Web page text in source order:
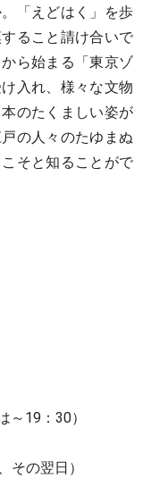
「えどはく」を歩
ること請け合いで
ら始まる「東京ゾ
入れ、様々な文物
のたくましい姿が
の人々のたゆまぬ
そと知ることがで
～19：30）
その翌日）